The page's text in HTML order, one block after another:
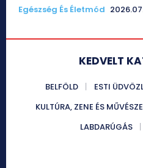
Egészség És Életmód
KEDVELT
BELFÖLD ESTI
KULTÚRA, ZENE ÉS
LABDARÚGÁS